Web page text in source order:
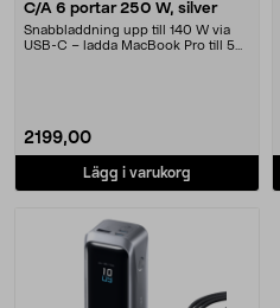
C/A 6 portar 250 W, silver
Snabbladdning upp till 140 W via
USB-C – ladda MacBook Pro till 50
2199,00
Lägg i varukorg